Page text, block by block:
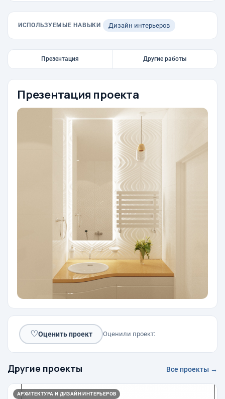
ИСПОЛЬЗУЕМЫЕ НАВЫКИ Дизайн интерьеров
Презентация Другие работы
Презентация проекта
♡Оценить проект Оценили проект:
Другие проекты Все проекты →
АРХИТЕКТУРА И ДИЗАЙН ИНТЕРЬЕРОВ